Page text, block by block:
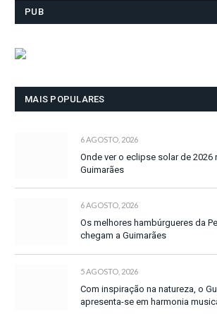
PUB
MAIS POPULARES
6 AGOSTO, 2026
Onde ver o eclipse solar de
Guimarães
6 AGOSTO, 2026
Os melhores hambúrgueres da
chegam a Guimarães
5 AGOSTO, 2026
Com inspiração na natureza, o
apresenta-se em harmonia